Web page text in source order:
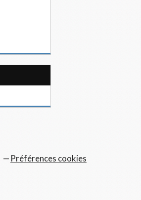
Préférences cookies